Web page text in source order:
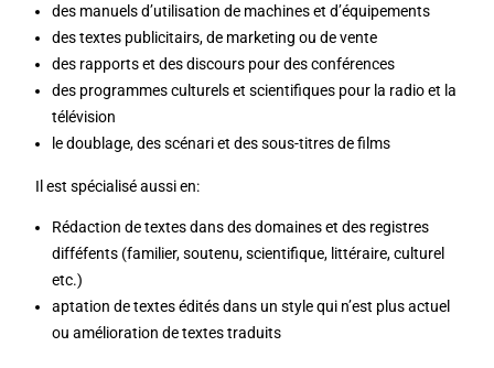
des manuels d’utilisation de machines et d’équipements
des textes publicitairs, de marketing ou de vente
des rapports et des discours pour des conférences
des programmes culturels et scientifiques pour la radio et la
télévision
le doublage, des scénari et des sous-titres de films
Il est spécialisé aussi en:
Rédaction de textes dans des domaines et des registres
difféfents (familier, soutenu, scientifique, littéraire, culturel
etc.)
aptation de textes édités dans un style qui n’est plus actuel
ou amélioration de textes traduits